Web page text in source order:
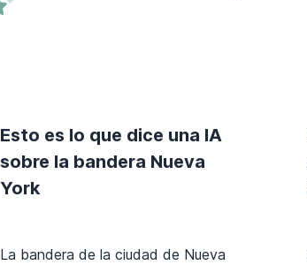
Esto es lo que dice una IA
sobre la bandera Nueva
York
La bandera de la ciudad de Nueva